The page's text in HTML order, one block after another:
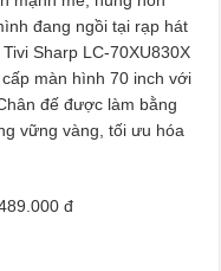
đang ngồi tại rạp hát
Sharp LC-70XU830X
màn hình 70 inch với
đế được làm bằng
vững vàng, tối ưu hóa
đ